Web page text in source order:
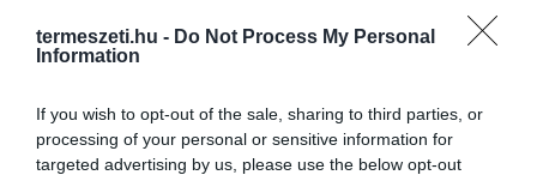
termeszeti.hu - Do Not Process My Personal
Information
If you wish to opt-out of the sale, sharing to third parties, or
processing of your personal or sensitive information for
targeted advertising by us, please use the below opt-out